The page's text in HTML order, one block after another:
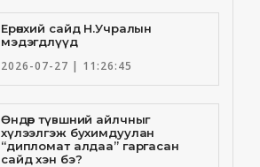
Ерөнхий сайд Н.Учралын
мэдэгдлүүд
2026-07-27 | 11:26:45
Өндөр түвшний айлчныг
хүлээлгэж бухимдуулан
“дипломат алдаа” гаргасан
сайд хэн бэ?